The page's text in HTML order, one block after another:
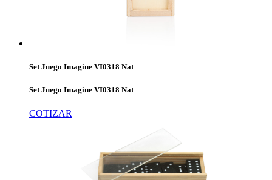
Set Juego Imagine VI0318 Nat
Set Juego Imagine VI0318 Nat
COTIZAR